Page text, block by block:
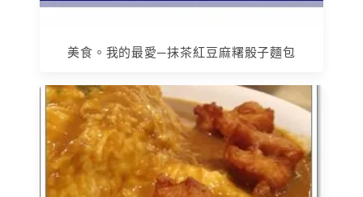
美食。我的最愛─抹茶紅豆麻糬骰子麵包